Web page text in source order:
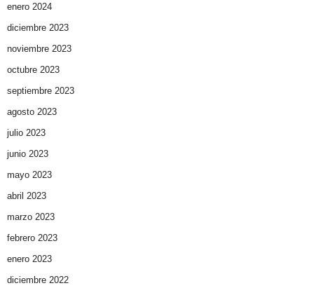
enero 2024
diciembre 2023
noviembre 2023
octubre 2023
septiembre 2023
agosto 2023
julio 2023
junio 2023
mayo 2023
abril 2023
marzo 2023
febrero 2023
enero 2023
diciembre 2022